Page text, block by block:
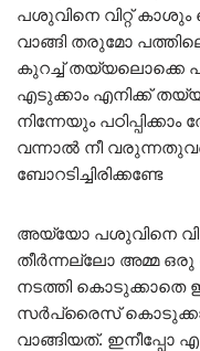
പശുവിനെ വിറ്റ്
വാങ്ങി തരുമോ
കുറച്ച് തയ്യലൊക്കെ
എടുക്കാം എനിക്ക്
നിന്നേയും
വന്നാൽ നീ
ബോറടിച്ചിരിക്കണ്ടേ
അയ്യോ പശുവിനെ
തീർന്നല്ലോ അമ്മ
നടത്തി കൊടുക്കാതെ
സർപ്രൈസ്
വാങ്ങിയത്. ഇനീപ്പോ